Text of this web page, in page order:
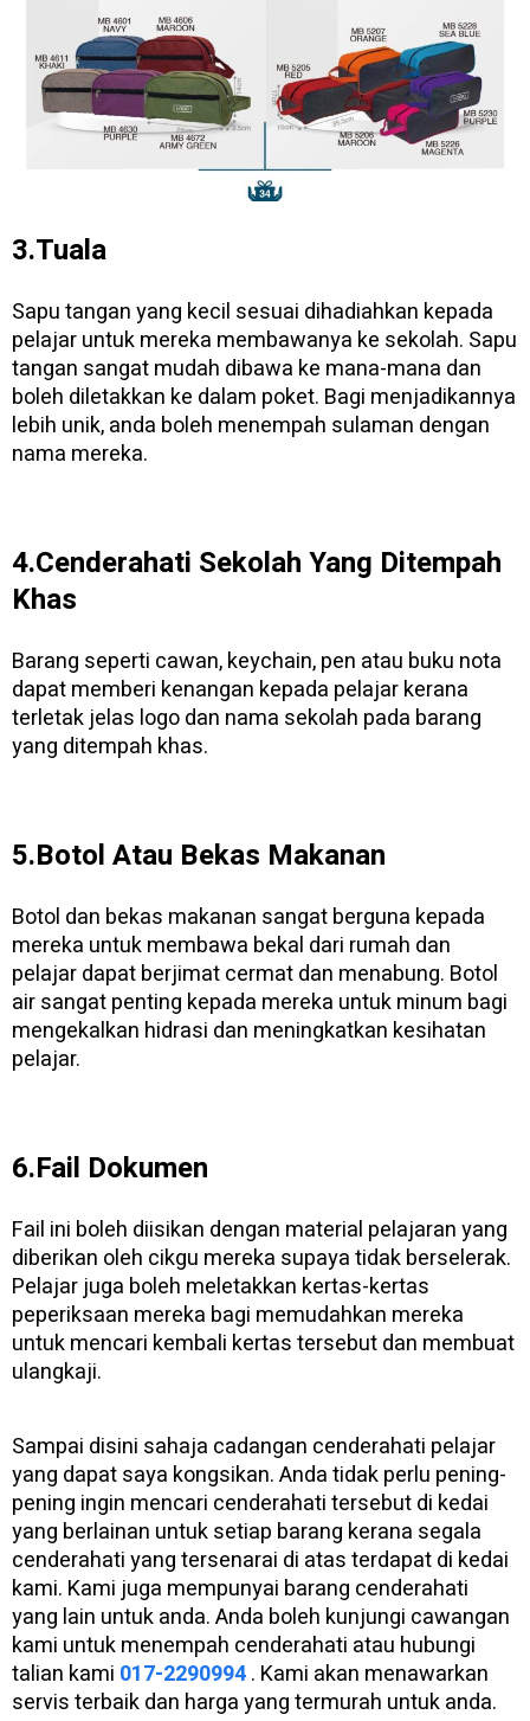
3.Tuala
Sapu tangan yang kecil sesuai dihadiahkan kepada
pelajar untuk mereka membawanya ke sekolah. Sapu
tangan sangat mudah dibawa ke mana-mana dan
boleh diletakkan ke dalam poket. Bagi menjadikannya
lebih unik, anda boleh menempah sulaman dengan
nama mereka.
4.Cenderahati Sekolah Yang Ditempah
Khas
Barang seperti cawan, keychain, pen atau buku nota
dapat memberi kenangan kepada pelajar kerana
terletak jelas logo dan nama sekolah pada barang
yang ditempah khas.
5.Botol Atau Bekas Makanan
Botol dan bekas makanan sangat berguna kepada
mereka untuk membawa bekal dari rumah dan
pelajar dapat berjimat cermat dan menabung. Botol
air sangat penting kepada mereka untuk minum bagi
mengekalkan hidrasi dan meningkatkan kesihatan
pelajar.
6.Fail Dokumen
Fail ini boleh diisikan dengan material pelajaran yang
diberikan oleh cikgu mereka supaya tidak berselerak.
Pelajar juga boleh meletakkan kertas-kertas
peperiksaan mereka bagi memudahkan mereka
untuk mencari kembali kertas tersebut dan membuat
ulangkaji.
Sampai disini sahaja cadangan cenderahati pelajar
yang dapat saya kongsikan. Anda tidak perlu pening-
pening ingin mencari cenderahati tersebut di kedai
yang berlainan untuk setiap barang kerana segala
cenderahati yang tersenarai di atas terdapat di kedai
kami. Kami juga mempunyai barang cenderahati
yang lain untuk anda. Anda boleh kunjungi cawangan
kami untuk menempah cenderahati atau hubungi
talian kami 017-2290994. Kami akan menawarkan
servis terbaik dan harga yang termurah untuk anda.